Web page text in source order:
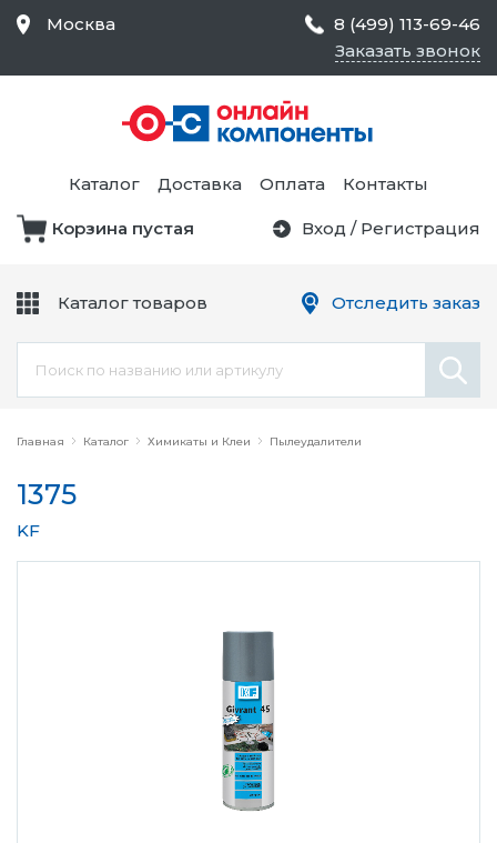
Главная Каталог Химикаты и Клеи Пылеудалители
1375
KF
Москва
8 (499) 113-69-46
Заказать звонок
Каталог Доставка Оплата Контакты
Корзина пустая Вход / Регистрация
Каталог товаров
Средства Контроля
Статического
Электричества и
Безопасности,
Товары для Чистых
Цепи
Оборудование
Отследить заказ